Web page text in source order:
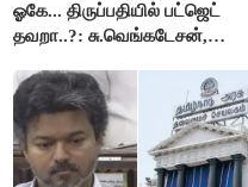
ஓகே... திருப்பதியில் பட்ஜெட்
தவறா..?: சு.வெங்கடேசன்,
கேள்வி..!